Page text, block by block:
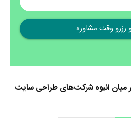
میان انبوه شرکت‌های طراحی سایت